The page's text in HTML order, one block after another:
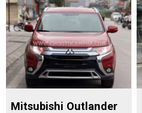
Mitsubishi Outlander